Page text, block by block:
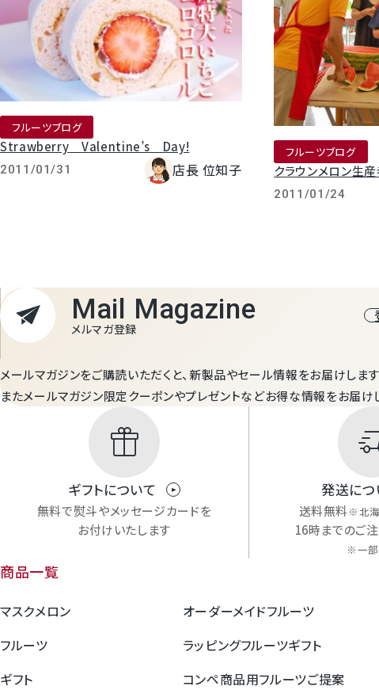
大糖領桃
温室みかん(ハウスみかん)
シャインマスカット
クイーンルージュ
1房からOK！ぶどう狩り
すいか
マスクメロンと季節のフルーツ詰合せ
フルーツブログ
Strawberry Valentine’s Day!
2011/01/31 店長 位知子
フルーツブログ
クラウンメロン生
2011/01/24
Mail Magazine
メルマガ登録
メールマガジンをご購読いただくと、新製品やセール情報をお届けします
またメールマガジン限定クーポンやプレゼントなどお得な情報をお届け
featured_seasonal_and_gifts
ギフトについて
無料で熨斗やメッセージカードを
お付けいたします
発送につ
送料無料※北海
16時までのご
※一部
商品一覧
マスクメロン
フルーツ
ギフト
オーダーメイドフルーツ
ラッピングフルーツギフト
コンペ商品用フルーツご提案